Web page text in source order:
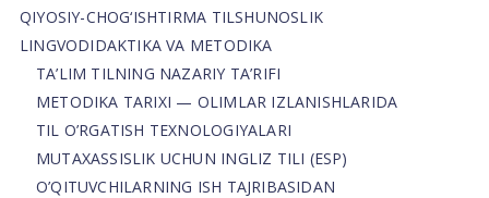
QIYOSIY-CHOG‘ISHTIRMA TILSHUNOSLIK
LINGVODIDAKTIKA VA METODIKA
TA’LIM TILNING NAZARIY TA’RIFI
METODIKA TARIXI — OLIMLAR IZLANISHLARIDA
TIL O’RGATISH TEXNOLOGIYALARI
MUTAXASSISLIK UCHUN INGLIZ TILI (ESP)
O’QITUVCHILARNING ISH TAJRIBASIDAN